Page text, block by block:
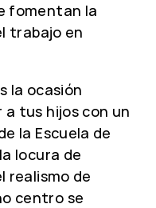
fomentan la
trabajo en
la ocasión
tus hijos con un
la Escuela de
locura de
realismo de
centro se